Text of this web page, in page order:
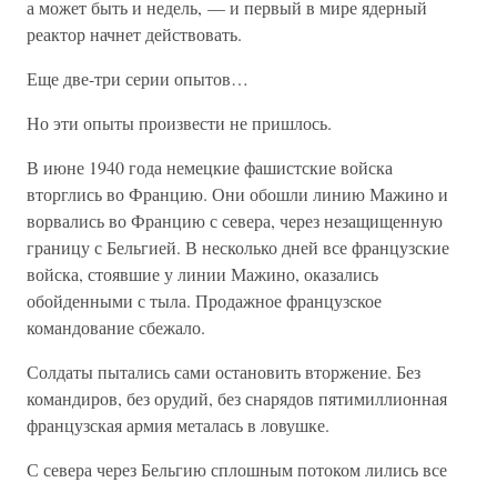
а может быть и недель, — и первый в мире ядерный
реактор начнет действовать.
Еще две-три серии опытов…
Но эти опыты произвести не пришлось.
В июне 1940 года немецкие фашистские войска
вторглись во Францию. Они обошли линию Мажино и
ворвались во Францию с севера, через незащищенную
границу с Бельгией. В несколько дней все французские
войска, стоявшие у линии Мажино, оказались
обойденными с тыла. Продажное французское
командование сбежало.
Солдаты пытались сами остановить вторжение. Без
командиров, без орудий, без снарядов пятимиллионная
французская армия металась в ловушке.
С севера через Бельгию сплошным потоком лились все